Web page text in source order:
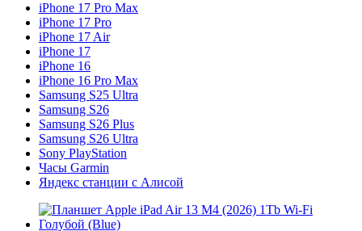
iPhone 17 Pro Max
iPhone 17 Pro
iPhone 17 Air
iPhone 17
iPhone 16
iPhone 16 Pro Max
Samsung S25 Ultra
Samsung S26
Samsung S26 Plus
Samsung S26 Ultra
Sony PlayStation
Часы Garmin
Яндекс станции с Алисой